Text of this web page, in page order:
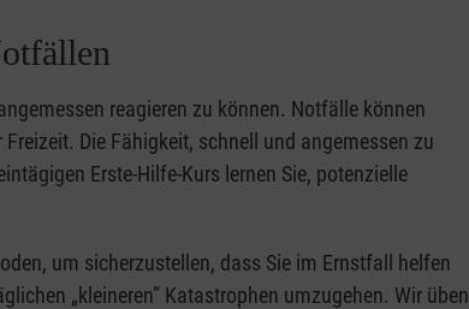
reagieren zu können. Notfälle können
Die Fähigkeit, schnell und angemessen zu
Erste-Hilfe-Kurs lernen Sie, potenzielle
um sicherzustellen, dass Sie im Ernstfall helfen
„kleineren” Katastrophen umzugehen. Wir üben